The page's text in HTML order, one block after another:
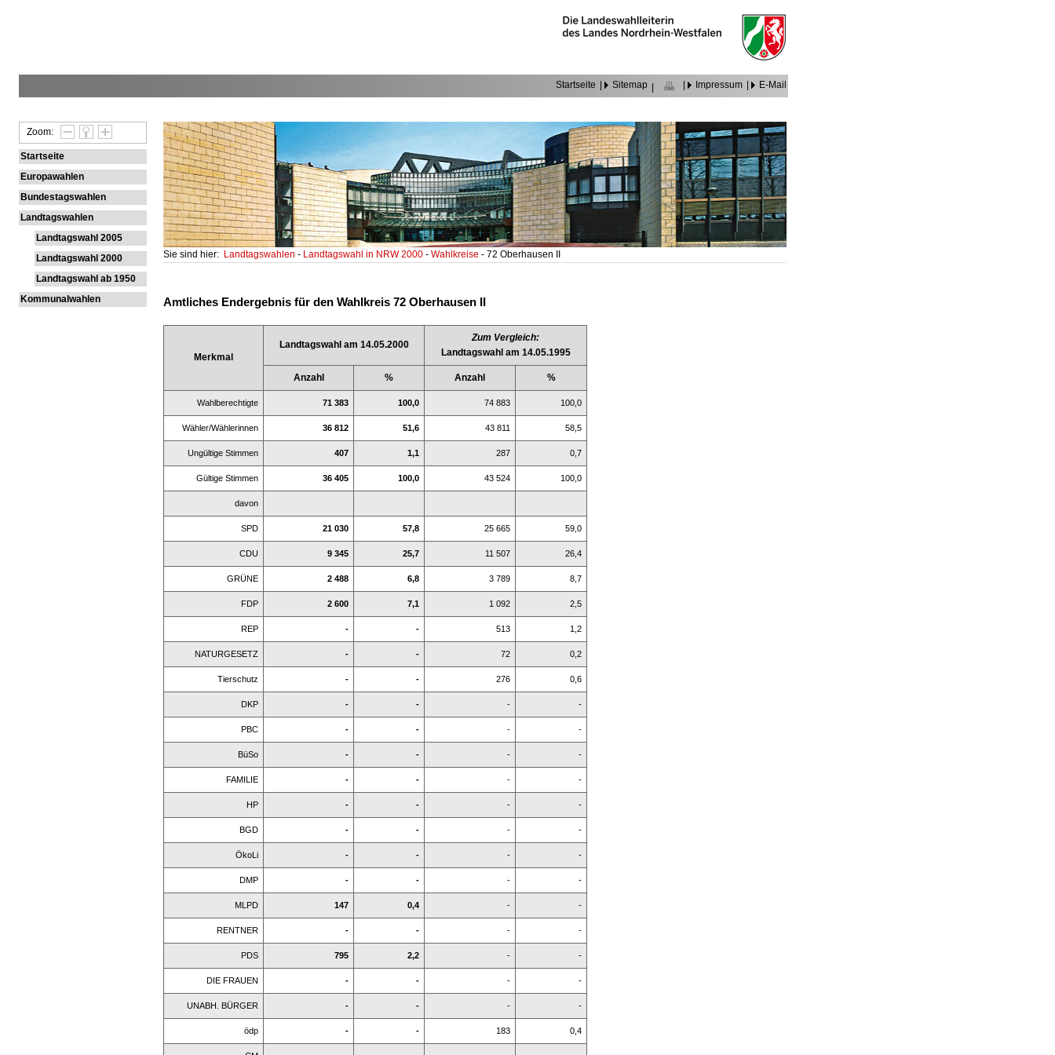
Startseite Sitemap Impressum E-Mail
Zoom:
Startseite
Europawahlen
Bundestagswahlen
Landtagswahlen
Landtagswahl 2005
Landtagswahl 2000
Landtagswahl ab 1950
Kommunalwahlen
Sie sind hier: Landtagswahlen- Landtagswahl in NRW 2000-Wahlkreise- 72 Oberhausen II
Amtliches Endergebnis für den Wahlkreis 72 Oberhausen II
Merkmal
Landtagswahl am 14.05.2000
Zum Vergleich:
Landtagswahl am 14.05.1995
Anzahl % Anzahl %
Wahlberechtigte 71 383 100,0 74 883 100,0
Wähler/Wählerinnen 36 812 51,6 43 811 58,5
Ungültige Stimmen 407 1,1 287 0,7
Gültige Stimmen 36 405 100,0 43 524 100,0
davon
SPD 21 030 57,8 25 665 59,0
CDU 9 345 25,7 11 507 26,4
GRÜNE 2 488 6,8 3 789 8,7
FDP 2 600 7,1 1 092 2,5
REP - - 513 1,2
NATURGESETZ - - 72 0,2
Tierschutz - - 276 0,6
DKP - - - -
PBC - - - -
BüSo - - - -
FAMILIE - - - -
HP - - - -
BGD - - - -
ÖkoLi - - - -
DMP - - - -
MLPD 147 0,4 - -
RENTNER - - - -
PDS 795 2,2 - -
DIE FRAUEN - - - -
UNABH. BÜRGER - - - -
ödp - - 183 0,4